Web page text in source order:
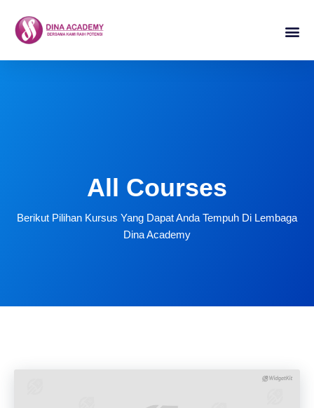
Lompat
All Courses
Berikut Pilihan Kursus Yang Dapat Anda Tempuh Di Lembaga
Dina Academy